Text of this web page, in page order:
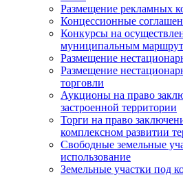
Размещение рекламных
Концессионные
Конкурсы на
муниципальным
Размещение
Размещение
торговли
Аукционы на право
застроенной территории
Торги на право
комплексном развитии
Свободные земельные
использование
Земельные участки под